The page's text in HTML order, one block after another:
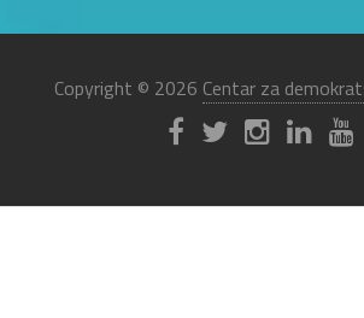
Copyright © 2026 Centar za